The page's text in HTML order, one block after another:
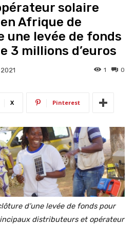
solaire
Afrique de
une levée de fonds
3 millions d’euros
0
1
X Pinterest
d’une levée de fonds pour
distributeurs et opérateur